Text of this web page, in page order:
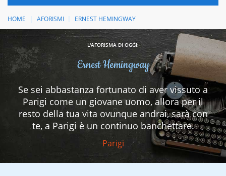
HOME AFORISMI ERNEST HEMINGWAY
L'AFORISMA DI OGGI:
Ernest Hemingway
Se sei abbastanza fortunato di aver vissuto a
Parigi come un giovane uomo, allora per il
resto della tua vita ovunque andrai, sarà con
te, a Parigi è un continuo banchettare.
Parigi